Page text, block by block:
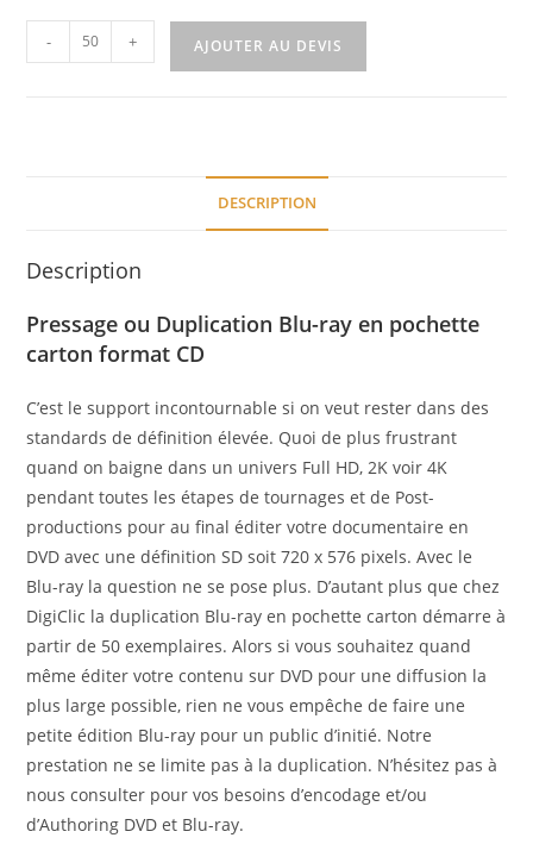
- + AJOUTER AU DEVIS
DESCRIPTION
Description
Pressage ou Duplication Blu-ray en pochette
carton format CD
C’est le support incontournable si on veut rester dans des
standards de définition élevée. Quoi de plus frustrant
quand on baigne dans un univers Full HD, 2K voir 4K
pendant toutes les étapes de tournages et de Post-
productions pour au final éditer votre documentaire en
DVD avec une définition SD soit 720 x 576 pixels. Avec le
Blu-ray la question ne se pose plus. D’autant plus que chez
DigiClic la duplication Blu-ray en pochette carton démarre à
partir de 50 exemplaires. Alors si vous souhaitez quand
même éditer votre contenu sur DVD pour une diffusion la
plus large possible, rien ne vous empêche de faire une
petite édition Blu-ray pour un public d’initié. Notre
prestation ne se limite pas à la duplication. N’hésitez pas à
nous consulter pour vos besoins d’encodage et/ou
d’Authoring DVD et Blu-ray.